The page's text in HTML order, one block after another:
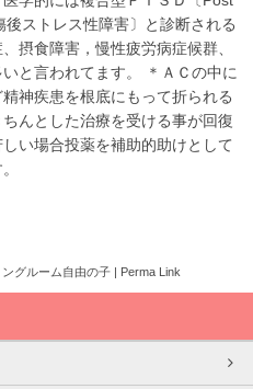
ストレス性障害〕と診断される
摂食障害，慢性疲労病症候群、
と言われてます。 ＊ＡＣの中に
神疾患を根底にもって折られる
んとした治療を受ける事が回復
い場合投薬を補助的助けとして
グルーム自由の子 Perma Link